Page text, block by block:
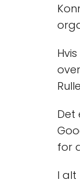
Det
for
I alt